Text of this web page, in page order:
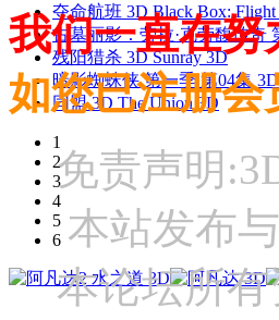
夺命航班 3D Black Box: Flight
古墓丽影：劳拉·克劳馥传奇
残阳猎杀 3D Sunray 3D
暗影蜘蛛侠 第一季 第04集 3D
同盟 3D The Union 3D
1
2
3
4
5
6
我们一直在努
如您已注册
免责声明
本站发布
本论坛所